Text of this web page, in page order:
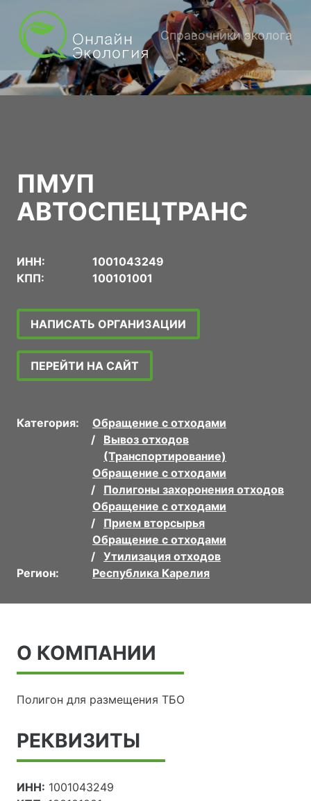
Справочники эколога
ПМУП
АВТОСПЕЦТРАНС
ИНН:
1001043249
КПП:
100101001
НАПИСАТЬ ОРГАНИЗАЦИИ
ПЕРЕЙТИ НА САЙТ
Категория:
Обращение с отходами
Вывоз отходов
(Транспортирование)
Обращение с отходами
Полигоны захоронения отходов
Обращение с отходами
Прием вторсырья
Обращение с отходами
Утилизация отходов
Регион:
Республика Карелия
О КОМПАНИИ
Полигон для размещения ТБО
РЕКВИЗИТЫ
ИНН: 1001043249